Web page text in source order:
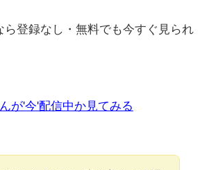
ら登録なし・無料でも今すぐ見られ
が'今'配信中か見てみる